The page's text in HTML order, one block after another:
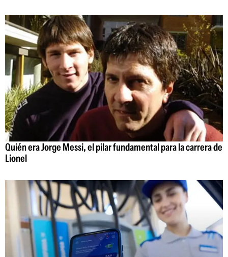
Quién era Jorge Messi, el pilar fundamental para la carrera de
Lionel